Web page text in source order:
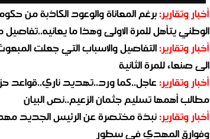
أخبار وتقارير:برغم المعاناة والوعود الكاذبة من
الوطني يتأهل للمرة الاولى وهذا ما يعانيه..تفاصيل
أخبار وتقارير:التفاصيل والاسباب التي جعلت
الى صنعاء للمرة الثانية
أخبار وتقارير:عاجل..كما ورد..تهديد ناري..قواعد
مطالب أهمها تسليم جثمان الزعيم..نص البيان
أخبار وتقارير:نبذة مختصرة عن الرئيس الجديد
وفوارق المهدي في سطور